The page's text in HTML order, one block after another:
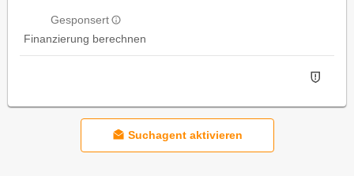
Gesponsert
Finanzierung berechnen
Suchagent aktivieren